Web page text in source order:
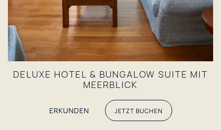
DELUXE HOTEL & BUNGALOW SUITE MIT
MEERBLICK
ERKUNDEN JETZT BUCHEN